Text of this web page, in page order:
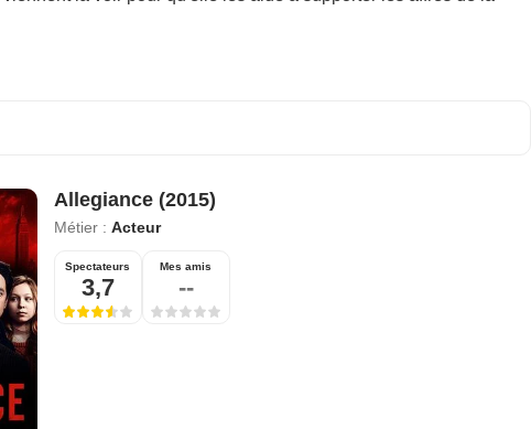
Allegiance (2015)
Métier : Acteur
Spectateurs
3,7
Mes amis
--